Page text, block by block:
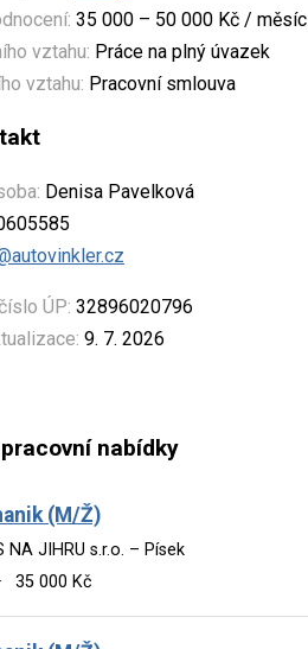
35 000 – 50 000 Kč / měsíc
vztahu: Práce na plný úvazek
vztahu: Pracovní smlouva
Denisa Pavelková
ÚP: 32896020796
9. 7. 2026
nabídky
(M/Ž)
NA JIHRU s.r.o. – Písek
· 35 000 Kč